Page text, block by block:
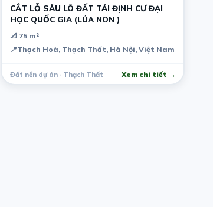
CẮT LỖ SÂU LÔ ĐẤT TÁI ĐỊNH CƯ ĐẠI
HỌC QUỐC GIA (LÚA NON )
📐 75 m²
📍Thạch Hoà, Thạch Thất, Hà Nội, Việt Nam
Đất nền dự án · Thạch Thất Xem chi tiết →